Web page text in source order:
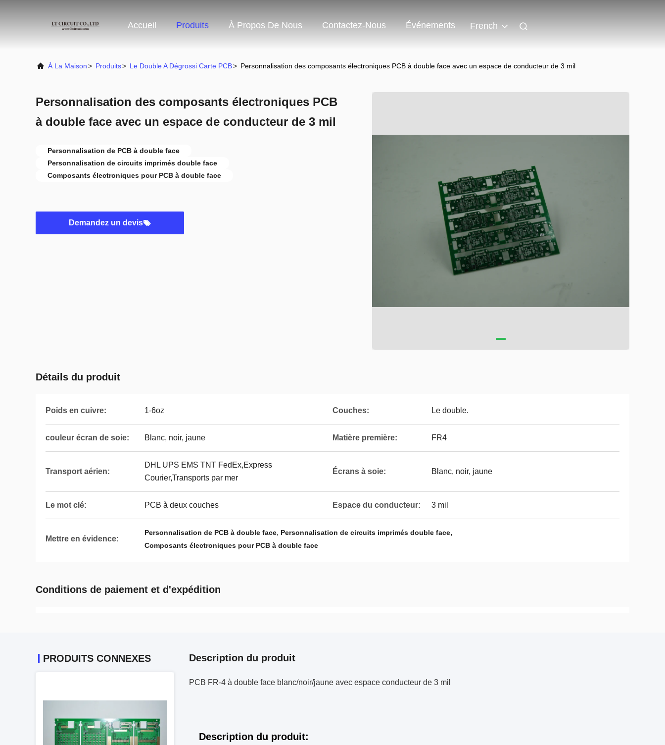
Accueil Produits À Propos De Nous Contactez-Nous Événements French
À La Maison> Produits> Le Double A Dégrossi Carte PCB> Personnalisation des composants électroniques PCB à double face avec un espace de conducteur de 3 mil
Personnalisation des composants électroniques PCB
à double face avec un espace de conducteur de 3 mil
Personnalisation de PCB à double face
Personnalisation de circuits imprimés double face
Composants électroniques pour PCB à double face
Demandez un devis
Détails du produit
Poids en cuivre: 1-6oz Couches: Le double.
couleur écran de soie: Blanc, noir, jaune Matière première: FR4
Transport aérien:
DHL UPS EMS TNT FedEx,Express
Courier,Transports par mer
Écrans à soie: Blanc, noir, jaune
Le mot clé: PCB à deux couches Espace du conducteur: 3 mil
Mettre en évidence:
Personnalisation de PCB à double face, Personnalisation de circuits imprimés double face,
Composants électroniques pour PCB à double face
Conditions de paiement et d'expédition
PRODUITS CONNEXES Description du produit
PCB FR-4 à double face blanc/noir/jaune avec espace conducteur de 3 mil
Description du produit: